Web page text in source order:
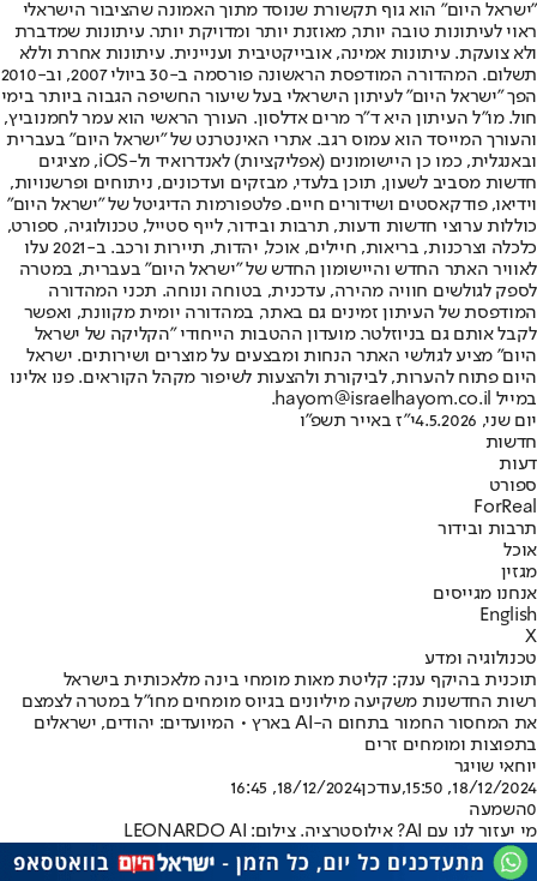
"ישראל היום" הוא גוף תקשורת שנוסד מתוך האמונה שהציבור הישראלי
ראוי לעיתונות טובה יותר, מאוזנת יותר ומדויקת יותר. עיתונות שמדברת
ולא צועקת. עיתונות אמינה, אובייקטיבית ועניינית. עיתונות אחרת וללא
תשלום. המהדורה המודפסת הראשונה פורסמה ב-30 ביולי 2007, וב-2010
הפך "ישראל היום" לעיתון הישראלי בעל שיעור החשיפה הגבוה ביותר בימי
חול. מו"ל העיתון היא ד"ר מרים אדלסון. העורך הראשי הוא עמר לחמנוביץ,
והעורך המייסד הוא עמוס רגב. אתרי האינטרנט של "ישראל היום" בעברית
ובאנגלית, כמו כן היישומונים (אפליקציות) לאנדרואיד ול-iOS, מציגים
חדשות מסביב לשעון, תוכן בלעדי, מבזקים ועדכונים, ניתוחים ופרשנויות,
וידיאו, פודקאסטים ושידורים חיים. פלטפורמות הדיגיטל של "ישראל היום"
כוללות ערוצי חדשות ודעות, תרבות ובידור, לייף סטייל, טכנולוגיה, ספורט,
כלכלה וצרכנות, בריאות, חיילים, אוכל, יהדות, תיירות ורכב. ב-2021 עלו
לאוויר האתר החדש והיישומון החדש של "ישראל היום" בעברית, במטרה
לספק לגולשים חוויה מהירה, עדכנית, בטוחה ונוחה. תכני המהדורה
המודפסת של העיתון זמינים גם באתר, במהדורה יומית מקוונת, ואפשר
לקבל אותם גם בניוזלטר. מועדון ההטבות הייחודי "הקליקה של ישראל
היום" מציע לגולשי האתר הנחות ומבצעים על מוצרים ושירותים. ישראל
היום פתוח להערות, לביקורת ולהצעות לשיפור מקהל הקוראים. פנו אלינו
במייל hayom@israelhayom.co.il.
יום שני, 4.5.2026
י"ז באייר תשפ"ו
חדשות
דעות
ספורט
ForReal
תרבות ובידור
אוכל
מגזין
אנחנו מגייסים
English
X
טכנולוגיה ומדע
תוכנית בהיקף ענק: קליטת מאות מומחי בינה מלאכותית בישראל
רשות החדשנות משקיעה מיליונים בגיוס מומחים מחו"ל במטרה לצמצם
את המחסור החמור בתחום ה-AI בארץ • המיועדים: יהודים, ישראלים
בתפוצות ומומחים זרים
יוחאי שויגר
18/12/2024, 15:50
,עודכן18/12/2024, 16:45
0השמעה
מי יעזור לנו עם AI? אילוסטרציה. צילום: LEONARDO AI